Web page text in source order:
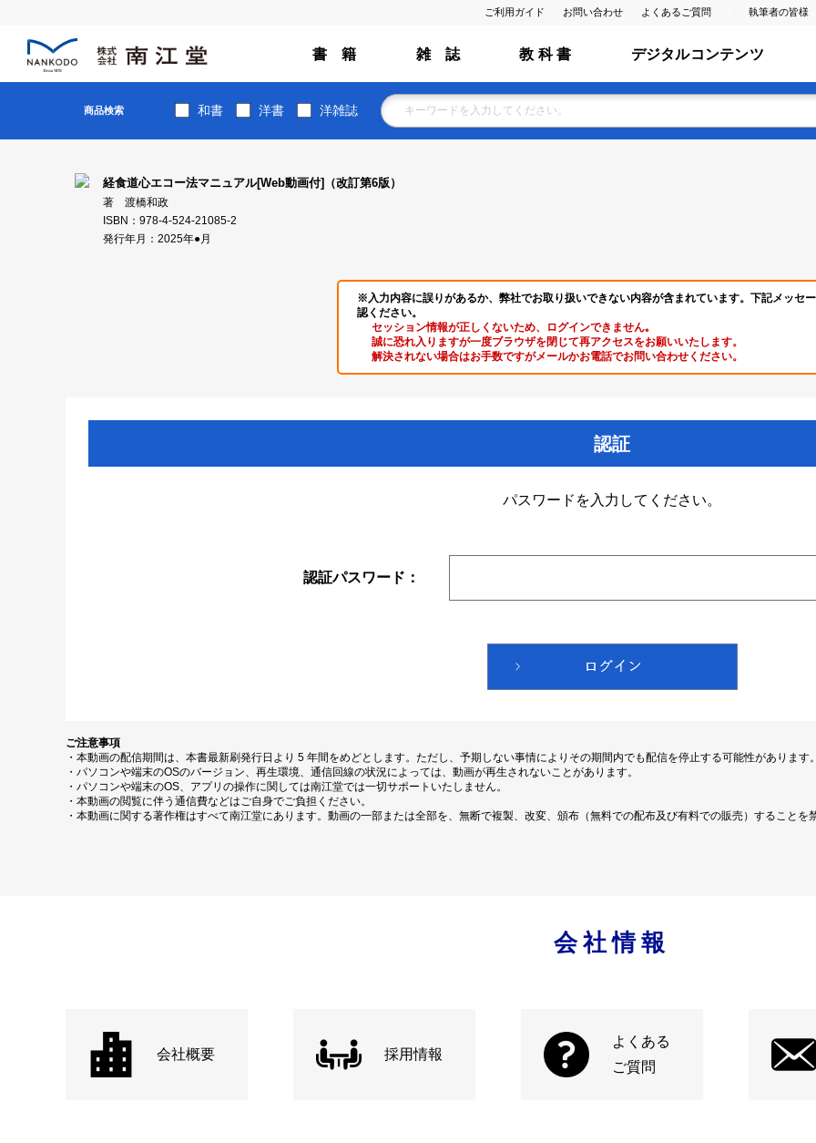
ご利用ガイド お問い合わせ よくあるご質問 執筆者の皆様
書 籍 雑 誌 教 科 書 デジタルコンテンツ
商品検索 和書 洋書 洋雑誌
経食道心エコー法マニュアル[Web動画付]（改訂第6版）
著 渡橋和政
ISBN：978-4-524-21085-2
発行年月：2025年●月
※入力内容に誤りがあるか、弊社でお取り扱いできない内容が含まれています。下記メッセ
認ください。
セッション情報が正しくないため、ログインできません｡
誠に恐れ入りますが一度ブラウザを閉じて再アクセスをお願いいたします。
解決されない場合はお手数ですがメールかお電話でお問い合わせください。
認証
パスワードを入力してください。
認証パスワード：
ご注意事項
・本動画の配信期間は、本書最新刷発行日より 5 年間をめどとします。ただし、予期しない事情によりその期間内でも配信を停止する可能性があります。
・パソコンや端末のOSのバージョン、再生環境、通信回線の状況によっては、動画が再生されないことがあります。
・パソコンや端末のOS、アプリの操作に関しては南江堂では一切サポートいたしません。
・本動画の閲覧に伴う通信費などはご自身でご負担ください。
・本動画に関する著作権はすべて南江堂にあります。動画の一部または全部を、無断で複製、改変、頒布（無料での配布及び有料での販売）することを
会社情報
会社概要 採用情報
よくある
ご質問